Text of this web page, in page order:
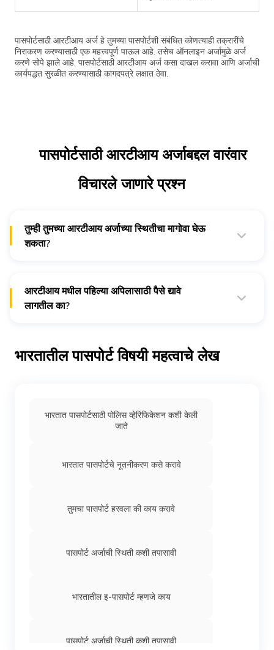
पासपोर्टसाठी आरटीआय अर्ज हे तुमच्या पासपोर्टशी संबंधित कोणत्याही तक्रारींचे
निराकरण करण्यासाठी एक महत्त्वपूर्ण पाऊल आहे. तसेच ऑनलाइन अर्जामुळे अर्ज
करणे सोपे झाले आहे. पासपोर्टसाठी आरटीआय अर्ज कसा दाखल करावा आणि अर्जाची
कार्यपद्धत सुरळीत करण्यासाठी कागदपत्रे लक्षात ठेवा.
पासपोर्टसाठी आरटीआय अर्जाबद्दल वारंवार
विचारले जाणारे प्रश्न
तुम्ही तुमच्या आरटीआय अर्जाच्या स्थितीचा मागोवा घेऊ
शकता?
तुमचा आरटीआय संदर्भ क्रमांक एंटर करा आणि अर्जाची स्थिती तपासण्यासाठी
"ट्रॅक" निवडा.
आरटीआय मधील पहिल्या अपिलासाठी पैसे द्यावे
लागतील का?
भारतातील पासपोर्ट विषयी महत्वाचे लेख
भारतात पासपोर्टसाठी पोलिस व्हेरिफिकेशन कशी केली
जाते
भारतात पासपोर्टचे नूतनीकरण कसे करावे
तुमचा पासपोर्ट हरवला की काय करावे
पासपोर्ट अर्जाची स्थिती कशी तपासावी
भारतातील इ-पासपोर्ट म्हणजे काय
पासपोर्ट अर्जाची स्थिती कशी तपासावी